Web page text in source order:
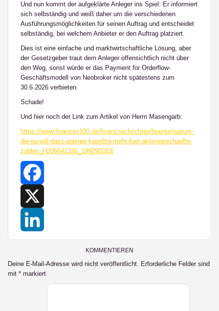
Und nun kommt der aufgeklärte Anleger ins Spiel: Er informiert
sich selbständig und weiß daher um die verschiedenen
Ausführungsmöglichkeiten für seinen Auftrag und entscheidet
selbständig, bei welchem Anbieter er den Auftrag platziert.
Dies ist eine einfache und marktwirtschaftliche Lösung, aber
der Gesetzgeber traut dem Anleger offensichtlich nicht über
den Weg, sonst würde er das Payment for Orderflow-
Geschäftsmodell von Neobroker nicht spätestens zum
30.6.2026 verbieten.
Schade!
Und hier noch der Link zum Artikel von Herrn Masengarb:
https://www.finanzen100.de/finanznachrichten/boerse/warum-
die-eu-will-dass-anleger-kuenftig-mehr-fuer-aktiengeschaefte-
zahlen_H206642336_199290283/
Facebook
KOMMENTIEREN
Deine E-Mail-Adresse wird nicht veröffentlicht. Erforderliche Felder sind
mit * markiert